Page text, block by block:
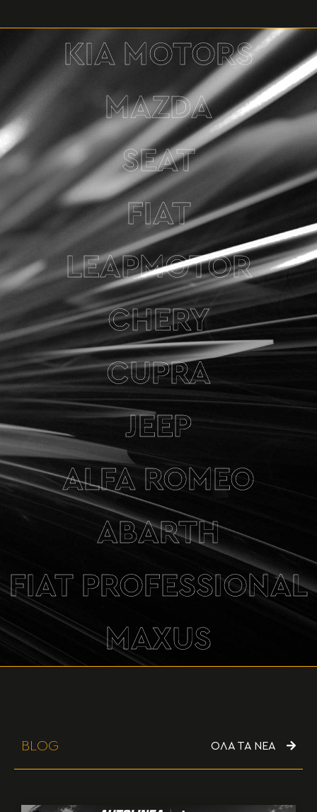
KIA MOTORS
MAZDA
SEAT
FIAT
LEAPMOTOR
CHERY
CUPRA
JEEP
ALFA ROMEO
ABARTH
FIAT PROFESSIONAL
MAXUS
BLOG ΟΛΑ ΤΑ ΝΕΑ